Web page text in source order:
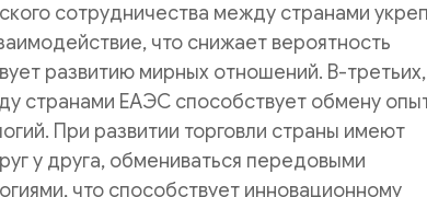
сотрудничества между странами
что снижает вероятность
развитию мирных отношений. В-третьих,
странами ЕАЭС способствует обмену
При развитии торговли страны имеют
у друга, обмениваться передовыми
что способствует инновационному